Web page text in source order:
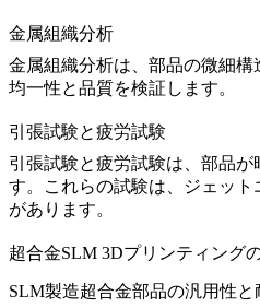
金属組織分析
金属組織分析は、部品の微細
均一性と品質を検証します。
引張試験と疲労試験
引張試験と疲労試験は、部品が
す。これらの試験は、ジェッ
があります。
超合金SLM 3Dプリンティング
SLM製造超合金部品の汎用性